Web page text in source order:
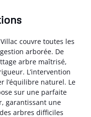
couvre toutes les
arborée. De
arbre maîtrisé,
L’intervention
l’équilibre naturel. Le
sur une parfaite
garantissant une
arbres difficiles